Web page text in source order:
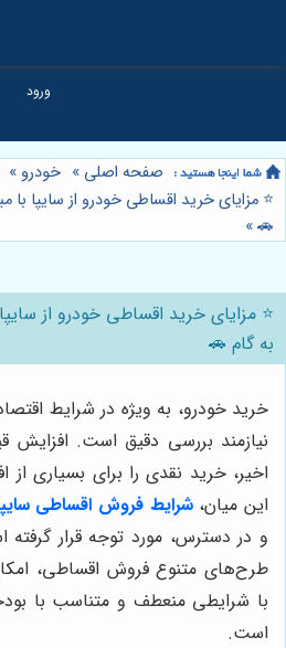
صفحه اصلی » خودرو »
⭐️ مزایای خرید اقساطی خودرو از سایپا با
🚗
»
⭐️ مزایای خرید اقساطی خودرو از
به گام 🚗
خرید خودرو، به ویژه در شرایط
نیازمند بررسی دقیق است.
اخیر، خرید نقدی را برای بسیاری
این میان،شرایط فروش اقساطی
و در دسترس، مورد توجه قرار گرفته
طرح‌های متنوع فروش اقساطی،
با شرایطی منعطف و متناسب با
است.